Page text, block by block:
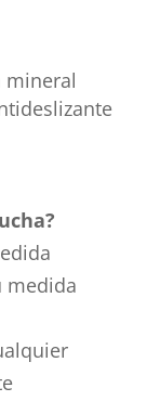
mineral
medida